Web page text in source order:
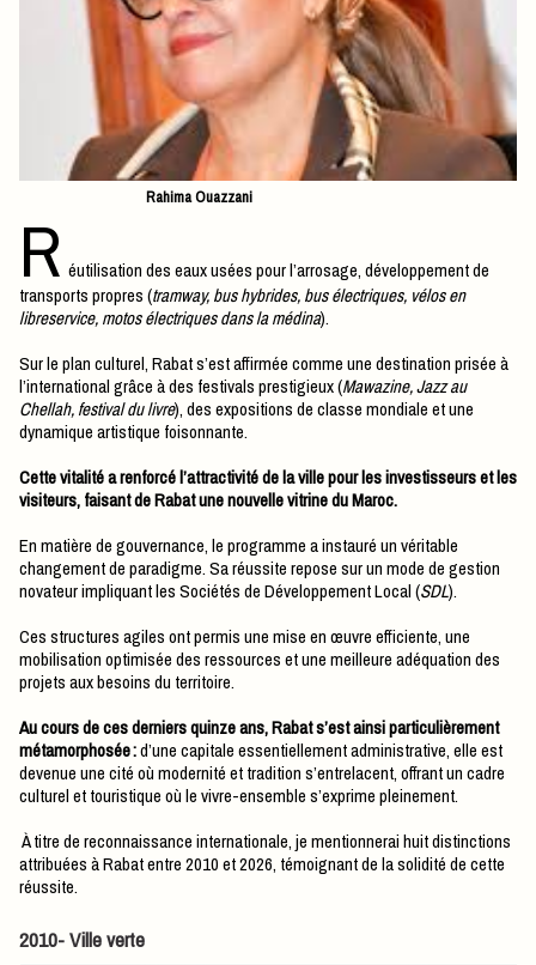
Rahima Ouazzani
R éutilisation des eaux usées pour l’arrosage, développement de
transports propres (tramway, bus hybrides, bus électriques, vélos en
libreservice, motos électriques dans la médina).
Sur le plan culturel, Rabat s’est affirmée comme une destination prisée à
l’international grâce à des festivals prestigieux (Mawazine, Jazz au
Chellah, festival du livre), des expositions de classe mondiale et une
dynamique artistique foisonnante.
Cette vitalité a renforcé l’attractivité de la ville pour les investisseurs et les
visiteurs, faisant de Rabat une nouvelle vitrine du Maroc.
En matière de gouvernance, le programme a instauré un véritable
changement de paradigme. Sa réussite repose sur un mode de gestion
novateur impliquant les Sociétés de Développement Local (SDL).
Ces structures agiles ont permis une mise en œuvre efficiente, une
mobilisation optimisée des ressources et une meilleure adéquation des
projets aux besoins du territoire.
Au cours de ces derniers quinze ans, Rabat s’est ainsi particulièrement
métamorphosée :d’une capitale essentiellement administrative, elle est
devenue une cité où modernité et tradition s’entrelacent, offrant un cadre
culturel et touristique où le vivre-ensemble s’exprime pleinement.
À titre de reconnaissance internationale, je mentionnerai huit distinctions
attribuées à Rabat entre 2010 et 2026, témoignant de la solidité de cette
réussite.
2010- Ville verte